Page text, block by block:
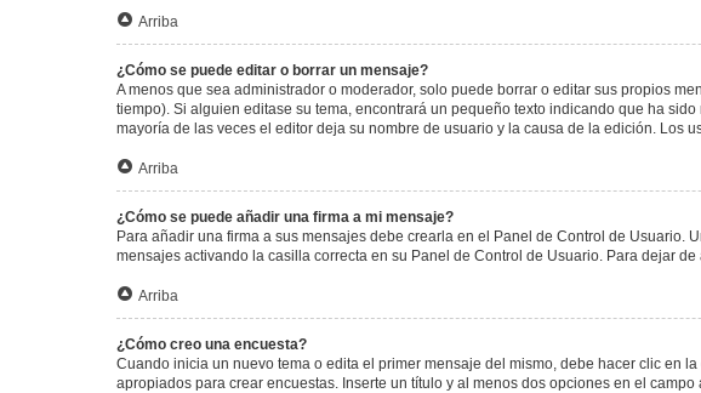
Arriba
¿Cómo se puede editar o borrar un mensaje?
A menos que sea administrador o moderador, solo puede borrar o editar sus propios
tiempo). Si alguien editase su tema, encontrará un pequeño texto indicando que ha
mayoría de las veces el editor deja su nombre de usuario y la causa de la edición.
Arriba
¿Cómo se puede añadir una firma a mi mensaje?
Para añadir una firma a sus mensajes debe crearla en el Panel de Control de Usuario.
mensajes activando la casilla correcta en su Panel de Control de Usuario. Para dejar
Arriba
¿Cómo creo una encuesta?
Cuando inicia un nuevo tema o edita el primer mensaje del mismo, debe hacer clic en
apropiados para crear encuestas. Inserte un título y al menos dos opciones en el